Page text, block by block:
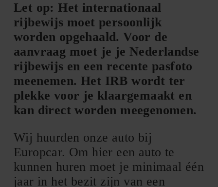
Let op: Het internationaal
rijbewijs moet persoonlijk
worden opgehaald. Voor de
aanvraag moet je je Nederlandse
rijbewijs en een recente pasfoto
meenemen. Het IRB wordt ter
plekke voor je klaargemaakt en
kan direct worden meegenomen.
Wij huurden onze auto bij
Europcar. Om hier een auto te
kunnen huren moet je minimaal één
jaar in het bezit zijn van een